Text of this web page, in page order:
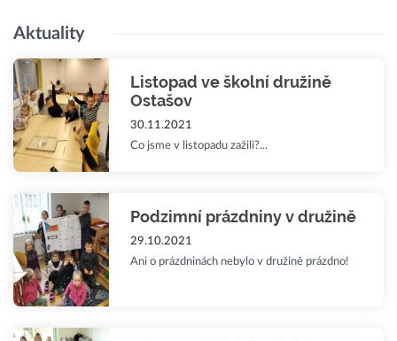
Aktuality
Listopad ve školní družině
Ostašov
30.11.2021
Co jsme v listopadu zažili?...
Podzimní prázdniny v družině
29.10.2021
Ani o prázdninách nebylo v družině prázdno!